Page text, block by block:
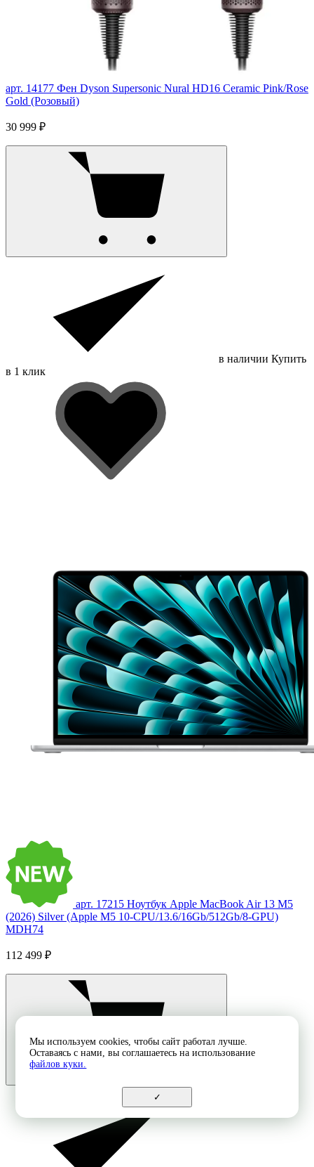
арт. 14177 Фен Dyson Supersonic Nural HD16 Ceramic Pink/Rose
Gold (Розовый)
30 999 ₽
в наличии Купить
в 1 клик
арт. 17215 Ноутбук Apple MacBook Air 13 M5
(2026) Silver (Apple M5 10-CPU/13.6/16Gb/512Gb/8-GPU)
MDH74
112 499 ₽
Мы используем cookies, чтобы сайт работал лучше.
Оставаясь с нами, вы соглашаетесь на использование
файлов куки.
✓